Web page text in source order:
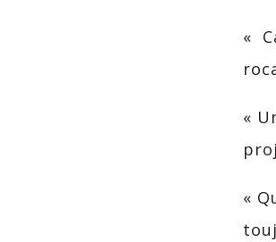
«
«
«